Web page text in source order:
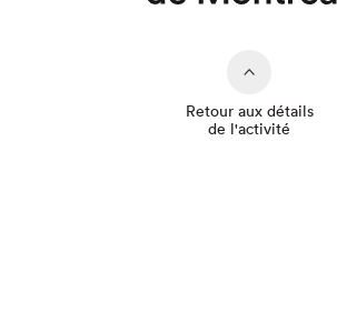
Retour aux détails
de l'activité